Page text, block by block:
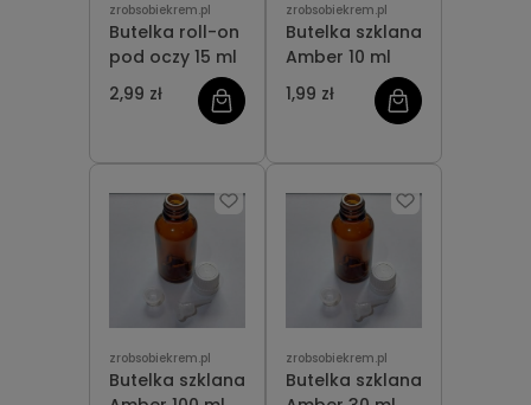
zrobsobiekrem.pl
Butelka roll-on
pod oczy 15 ml
2,99 zł
zrobsobiekrem.pl
Butelka szklana
Amber 10 ml
1,99 zł
zrobsobiekrem.pl
Butelka szklana
zrobsobiekrem.pl
Butelka szklana